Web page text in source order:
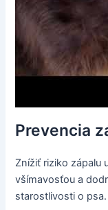
Prevencia
Znížiť riziko zápalu
všímavosťou a
starostlivosti o